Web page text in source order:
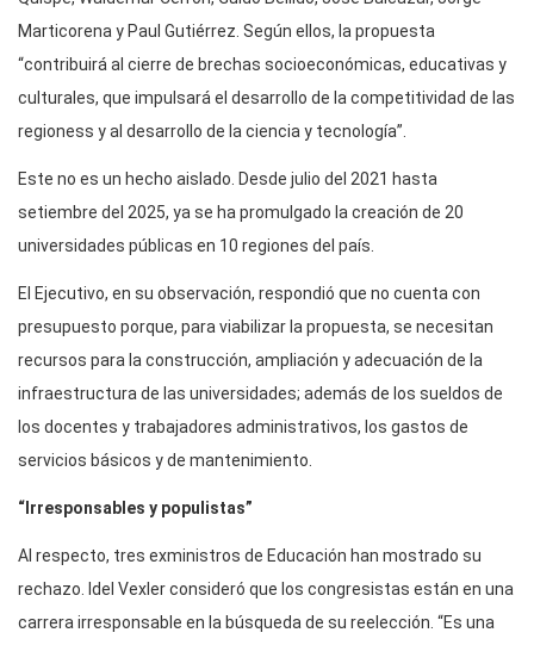
Marticorena y Paul Gutiérrez. Según ellos, la propuesta
“contribuirá al cierre de brechas socioeconómicas, educativas y
culturales, que impulsará el desarrollo de la competitividad de las
regioness y al desarrollo de la ciencia y tecnología”.
Este no es un hecho aislado. Desde julio del 2021 hasta
setiembre del 2025, ya se ha promulgado la creación de 20
universidades públicas en 10 regiones del país.
El Ejecutivo, en su observación, respondió que no cuenta con
presupuesto porque, para viabilizar la propuesta, se necesitan
recursos para la construcción, ampliación y adecuación de la
infraestructura de las universidades; además de los sueldos de
los docentes y trabajadores administrativos, los gastos de
servicios básicos y de mantenimiento.
“Irresponsables y populistas”
Al respecto, tres exministros de Educación han mostrado su
rechazo. Idel Vexler consideró que los congresistas están en una
carrera irresponsable en la búsqueda de su reelección. “Es una